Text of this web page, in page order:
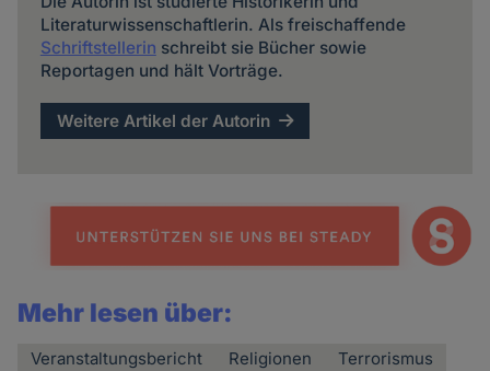
Literaturwissenschaftlerin. Als freischaffende
Schriftstellerin schreibt sie Bücher sowie
Reportagen und hält Vorträge.
Weitere Artikel der Autorin
Mehr lesen über:
Veranstaltungsbericht Religionen Terrorismus